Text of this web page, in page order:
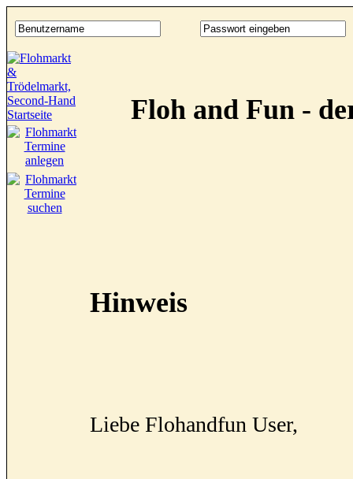
Floh and Fun -
Hinweis
Liebe Flohandfun User,